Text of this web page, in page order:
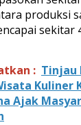
produksi
sekitar
: Tinjau
Kuliner
Ajak